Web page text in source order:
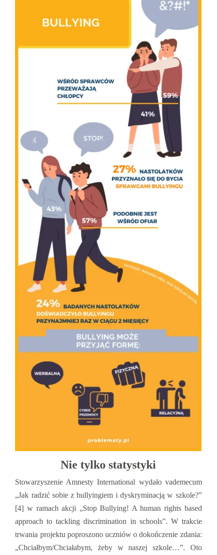
Nie tylko statystyki
Stowarzyszenie Amnesty International wydało vademecum
„Jak radzić sobie z bullyingiem i dyskryminacją w szkole?”
[4] w ramach akcji „Stop Bullying! A human rights based
approach to tackling discrimination in schools”. W trakcie
trwania projektu poproszono uczniów o dokończenie zdania:
„Chciałbym/Chciałabym, żeby w naszej szkole…”. Oto